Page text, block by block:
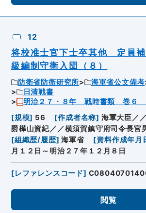
12
将校准士官下士卒其他 定員補
級編制守衛入団（８）
防衛省防衛研究所 海軍省公文備考
日清戦書
明治２７・８年 戦時書類 巻６
[規模] 56 [作成者名称] 海軍大臣／
爵樺山資紀／／横須賀鎮守府司令長官
[組織歴/履歴] 海軍省 [資料作成年月
月１２日～明治２７年１２月８日
[レファレンスコード]
閲覧